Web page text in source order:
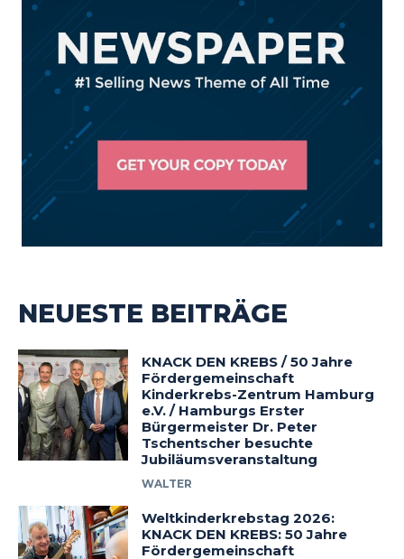
NEUESTE BEITRÄGE
KNACK DEN KREBS / 50 Jahre
Fördergemeinschaft
Kinderkrebs-Zentrum Hamburg
e.V. / Hamburgs Erster
Bürgermeister Dr. Peter
Tschentscher besuchte
Jubiläumsveranstaltung
WALTER
Weltkinderkrebstag 2026:
KNACK DEN KREBS: 50 Jahre
Fördergemeinschaft